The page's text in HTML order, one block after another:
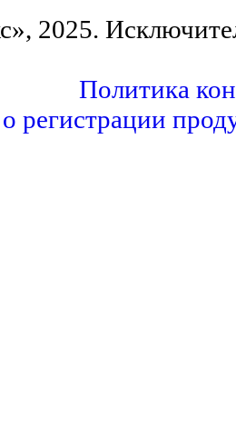
2025.
Политика
регистрации